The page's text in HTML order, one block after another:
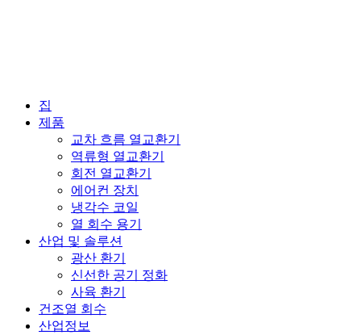
집
제품
교차 흐름 열교환기
역류형 열교환기
회전 열교환기
에어컨 장치
냉각수 코일
열 회수 용기
산업 및 솔루션
광산 환기
신선한 공기 정화
사육 환기
건조열 회수
산업정보